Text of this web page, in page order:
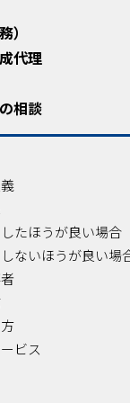
）
代理
相談
たほうが良い場合
ないほうが良い場
ビス